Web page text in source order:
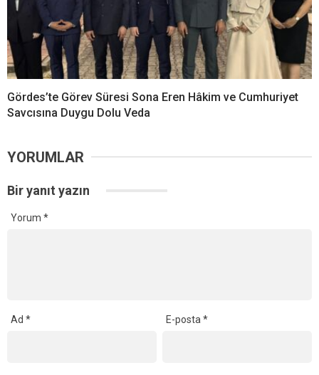
Gördes’te Görev Süresi Sona Eren Hâkim ve Cumhuriyet
Savcısına Duygu Dolu Veda
YORUMLAR
Bir yanıt yazın
Yorum *
Ad * E-posta*